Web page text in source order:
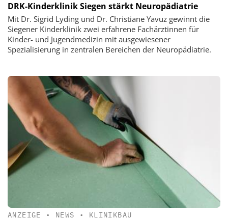
DRK-Kinderklinik Siegen stärkt Neuropädiatrie
Mit Dr. Sigrid Lyding und Dr. Christiane Yavuz gewinnt die
Siegener Kinderklinik zwei erfahrene Fachärztinnen für
Kinder- und Jugendmedizin mit ausgewiesener
Spezialisierung in zentralen Bereichen der Neuropädiatrie.
ANZEIGE • NEWS • KLINIKBAU